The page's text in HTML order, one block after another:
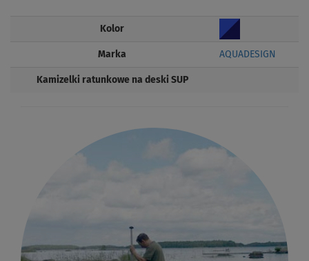
Kolor
Marka AQUADESIGN
Kamizelki ratunkowe na deski SUP